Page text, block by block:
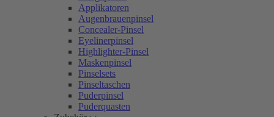
Applikatoren
Augenbrauenpinsel
Concealer-Pinsel
Eyelinerpinsel
Highlighter-Pinsel
Maskenpinsel
Pinselsets
Pinseltaschen
Puderpinsel
Puderquasten